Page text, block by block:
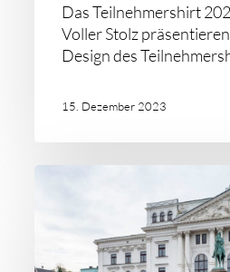
Das Teilnehmershirt
Voller Stolz
Design des
15. Dezember 2023